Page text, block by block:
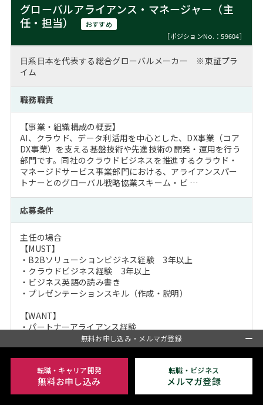
グローバルアライアンス・マネージャー（主
任・担当）
おすすめ
［ポジションNo.：59604］
日系日本を代表する総合グローバルメーカー ※東証プラ
イム
職務職責
【事業・組織構成の概要】
AI、クラウド、データ利活用を中心とした、DX事業（コア
DX事業）を支える基盤技術や先進技術の開発・運用を行う
部門です。同社のクラウドビジネスを推進するクラウド・
マネージドサービス事業部門における、アライアンスパー
トナーとのグローバル戦略協業スキーム・ビ …
応募条件
主任の場合
【MUST】
・B2Bソリューションビジネス経験 3年以上
・クラウドビジネス経験 3年以上
・ビジネス英語の読み書き
・プレゼンテーションスキル（作成・説明）
【WANT】
・パートナーアライアンス経験
・ビジネス英語でのコミュニケーション・折衝スキル
・プロジェ …
会社紹介
無料お申し込み・メルマガ登録
転職・キャリア開発
無料お申し込み
転職・ビジネス
メルマガ登録